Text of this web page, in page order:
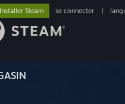
Installer Steam se connecter